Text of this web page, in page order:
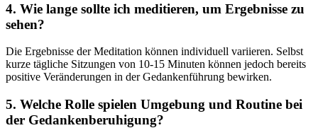
4. Wie lange sollte ich meditieren, um Ergebnisse zu
sehen?
Die Ergebnisse der Meditation können individuell variieren. Selbst
kurze tägliche Sitzungen von 10-15 Minuten können jedoch bereits
positive Veränderungen in der Gedankenführung bewirken.
5. Welche Rolle spielen Umgebung und Routine bei
der Gedankenberuhigung?